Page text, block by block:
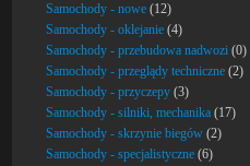
Samochody - nowe (12)
Samochody - oklejanie (4)
Samochody - przebudowa nadwozi (0)
Samochody - przeglądy techniczne (2)
Samochody - przyczepy (3)
Samochody - silniki, mechanika (17)
Samochody - skrzynie biegów (2)
Samochody - specjalistyczne (6)